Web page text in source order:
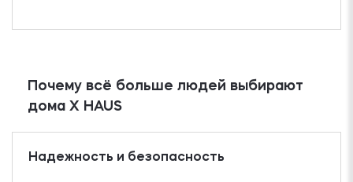
Почему всё больше людей выбирают
дома X HAUS
Надежность и безопасность